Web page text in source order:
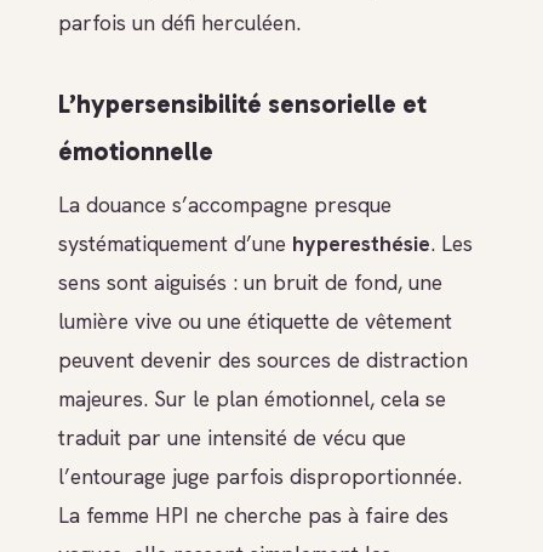
parfois un défi herculéen.
L’hypersensibilité sensorielle et
émotionnelle
La douance s’accompagne presque
systématiquement d’une hyperesthésie. Les
sens sont aiguisés : un bruit de fond, une
lumière vive ou une étiquette de vêtement
peuvent devenir des sources de distraction
majeures. Sur le plan émotionnel, cela se
traduit par une intensité de vécu que
l’entourage juge parfois disproportionnée.
La femme HPI ne cherche pas à faire des